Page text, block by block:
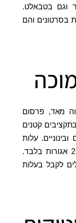
וגם בטבאלט.
בסרטונים והם
מאד, פרסום
קטנים
עלות
צפייה ממוצעת של סרטון עולה כ- 22 אגורות בלבד.
לקבל בעלות